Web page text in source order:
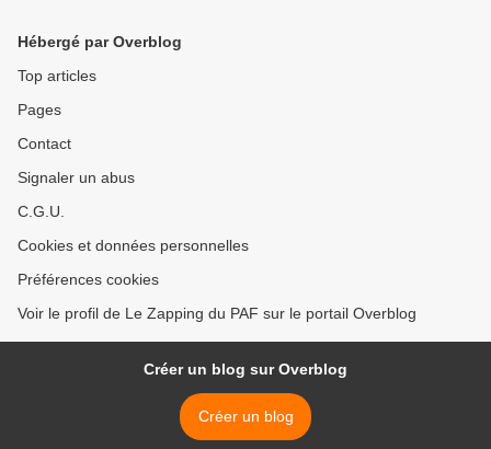
Hébergé par Overblog
Top articles
Pages
Contact
Signaler un abus
C.G.U.
Cookies et données personnelles
Préférences cookies
Voir le profil de Le Zapping du PAF sur le portail Overblog
Créer un blog sur Overblog
Créer un blog